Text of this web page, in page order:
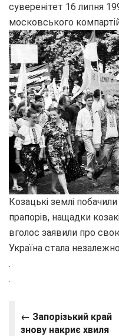
суверенітет 16 липня
московського
Козацькі землі
прапорів, нащадки
вголос заявили про
Україна стала
.
.
← Запорізький край
знову накриє хвиля